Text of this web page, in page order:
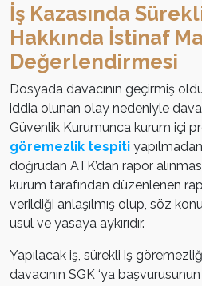
İş Kazasında
Hakkında İstinaf
Değerlendirmesi
Dosyada davacının geçirmiş
iddia olunan olay nedeniyle
Güvenlik Kurumunca kurum içi
göremezlik tespiti
doğrudan ATK’dan rapor
kurum tarafından düzenlenen
verildiği anlaşılmış olup, söz
usul ve yasaya aykırıdır.
Yapılacak iş, sürekli iş
davacının SGK ‘ya